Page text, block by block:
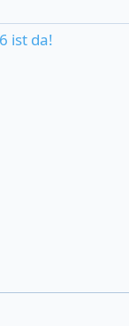
ist da!